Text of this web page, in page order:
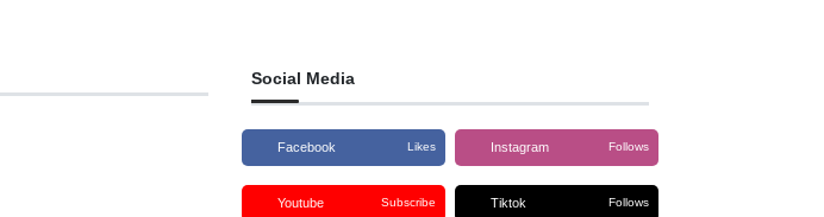
Social Media
Facebook Likes Instagram Follows
Youtube Subscribe Tiktok Follows